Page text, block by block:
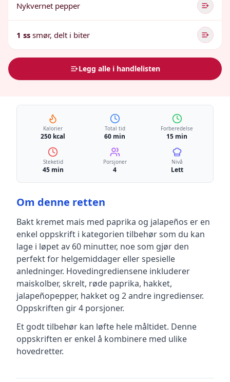
Nykvernet pepper
1 ss smør, delt i biter
Legg alle i handlelisten
Kalorier
250 kcal
Total tid
60 min
Forberedelse
15 min
Steketid
45 min
Porsjoner
4
Nivå
Lett
Om denne retten
Bakt kremet mais med paprika og jalapeños er en
enkel oppskrift i kategorien tilbehørsom du kan
lage i løpet av 60 minutter, noe som gjør den
perfekt for helgemiddager eller spesielle
anledninger. Hovedingrediensene inkluderer
maiskolber, skrelt, røde paprika, hakket,
jalapeñopepper, hakket og 2 andre ingredienser.
Oppskriften gir4 porsjoner.
Et godt tilbehør kan løfte hele måltidet. Denne
oppskriften er enkel å kombinere med ulike
hovedretter.